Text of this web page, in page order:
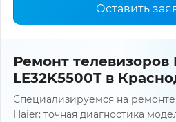
Оставить
Ремонт телевизоров
LE32K5500T в
Специализируемся на
Haier: точная диагностика